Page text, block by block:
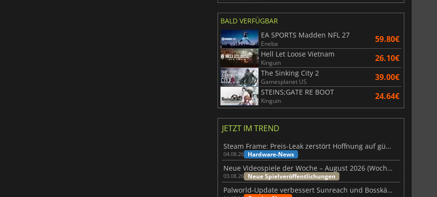
BALD VERFÜGBAR
EA SPORTS Madden NFL 27
Eneba 59.80€
Hell Let Loose Vietnam
Kinguin 26.10€
The Sinking City 2
Gamesplanet US 39.00€
STEINS;GATE RE BOOT
Kinguin 24.64€
JETZT IM TREND
Steam Frame: Preis-Leak zerstört Hoffnung auf günstiges VR-Headset
04.08.26 Hardware-News
Neue Videospiele der Woche – August 2026 (Woche 32)
03.08.26 Neue Spielveröffentlichungen
Palworld-Update verbessert Sunreach und Bosskämpfe deutlich